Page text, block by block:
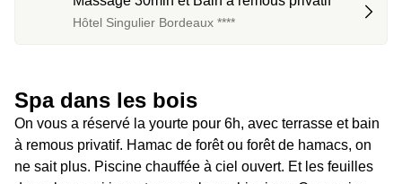
Hôtel Singulier Bordeaux ****
Spa dans les bois
On vous a réservé la yourte pour 6h, avec terrasse et bain
à remous privatif. Hamac de forêt ou forêt de hamacs, on
ne sait plus. Piscine chauffée à ciel ouvert. Et les feuilles